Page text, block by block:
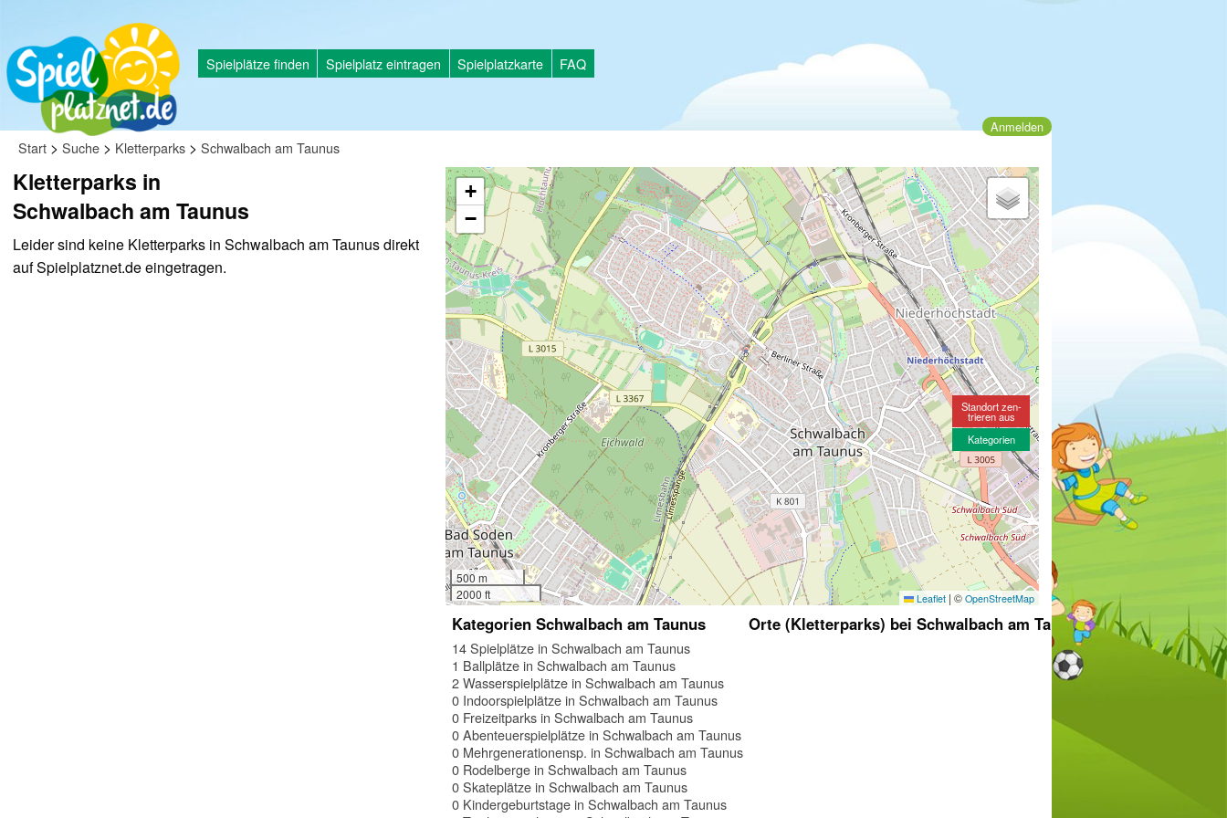
Spielplätze finden Spielplatz eintragen Spielplatzkarte FAQ
Anmelden
Start > Suche > Kletterparks > Schwalbach am Taunus
Kletterparks in
Schwalbach am Taunus
Leider sind keine Kletterparks in Schwalbach am Taunus direkt
auf Spielplatznet.de eingetragen.
+
−
500 m
2000 ft
Leaflet | © OpenStreetMap
Standort zen-
trieren aus
Kategorien
Kategorien Schwalbach am Taunus
14 Spielplätze in Schwalbach am Taunus
1 Ballplätze in Schwalbach am Taunus
2 Wasserspielplätze in Schwalbach am Taunus
0 Indoorspielplätze in Schwalbach am Taunus
0 Freizeitparks in Schwalbach am Taunus
0 Abenteuerspielplätze in Schwalbach am Taunus
0 Mehrgenerationensp. in Schwalbach am Taunus
0 Rodelberge in Schwalbach am Taunus
0 Skateplätze in Schwalbach am Taunus
0 Kindergeburtstage in Schwalbach am Taunus
Orte (Kletterparks) bei Schwalbach am Taunus